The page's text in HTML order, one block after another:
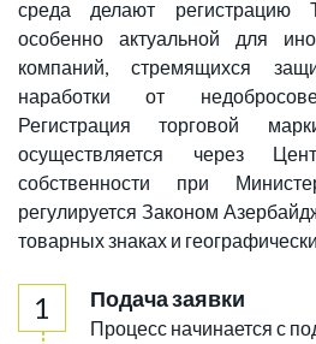
среда делают
особенно актуальной для
компаний, стремящихся
наработки от
Регистрация торговой
осуществляется через
собственности при
регулируется Законом
товарных знаках и
Подача заявки
Процесс начинается с